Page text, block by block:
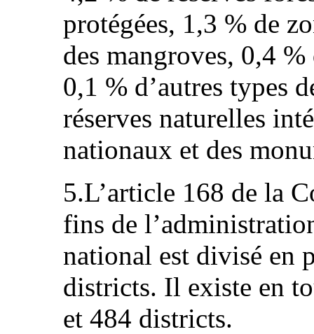
protégées, 1,3 % de
des mangroves, 0,4
0,1 % d’autres types
réserves naturelles
nationaux et des
5.L’article 168 de la
fins de
national est divisé en
districts. Il existe en
et 484 districts.